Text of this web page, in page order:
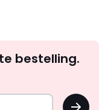
bestelling.
OK